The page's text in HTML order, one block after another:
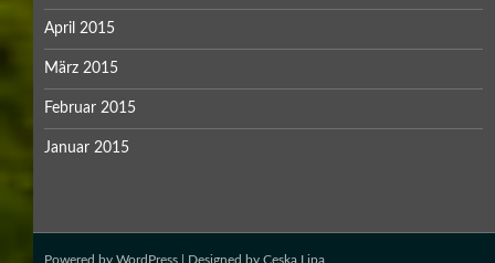
April 2015
März 2015
Februar 2015
Januar 2015
Powered by WordPress | Designed by Ceska Lipa